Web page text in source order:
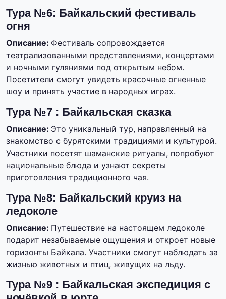
Тура №6: Байкальский фестиваль
огня
Описание: Фестиваль сопровождается
театрализованными представлениями, концертами
и ночными гуляниями под открытым небом.
Посетители смогут увидеть красочные огненные
шоу и принять участие в народных играх.
Тура №7 : Байкальская сказка
Описание: Это уникальный тур, направленный на
знакомство с бурятскими традициями и культурой.
Участники посетят шаманские ритуалы, попробуют
национальные блюда и узнают секреты
приготовления традиционного чая.
Тура №8: Байкальский круиз на
ледоколе
Описание: Путешествие на настоящем ледоколе
подарит незабываемые ощущения и откроет новые
горизонты Байкала. Участники смогут наблюдать за
жизнью животных и птиц, живущих на льду.
Тура №9 : Байкальская экспедиция с